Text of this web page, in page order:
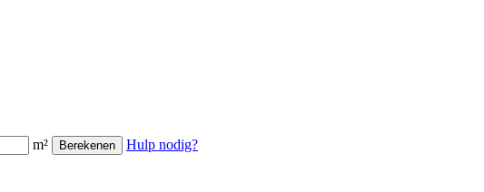
m² Berekenen Hulp nodig?